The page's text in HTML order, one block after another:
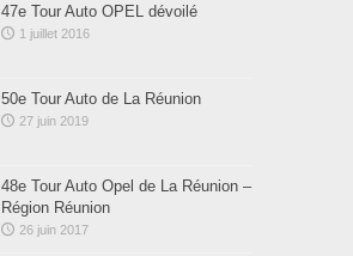
47e Tour Auto OPEL dévoilé
1 juillet 2016
50e Tour Auto de La Réunion
27 juin 2019
48e Tour Auto Opel de La Réunion –
Région Réunion
26 juin 2017